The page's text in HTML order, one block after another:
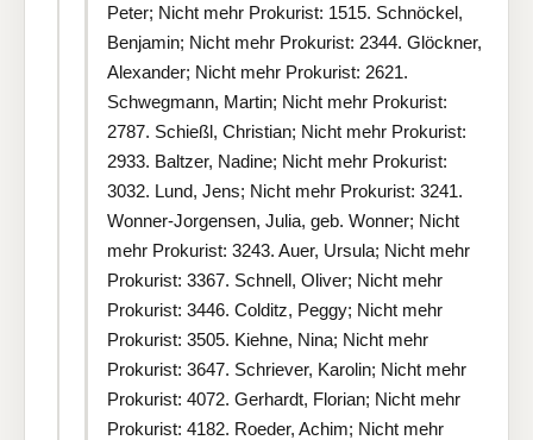
Peter; Nicht mehr Prokurist: 1515. Schnöckel,
Benjamin; Nicht mehr Prokurist: 2344. Glöckner,
Alexander; Nicht mehr Prokurist: 2621.
Schwegmann, Martin; Nicht mehr Prokurist:
2787. Schießl, Christian; Nicht mehr Prokurist:
2933. Baltzer, Nadine; Nicht mehr Prokurist:
3032. Lund, Jens; Nicht mehr Prokurist: 3241.
Wonner-Jorgensen, Julia, geb. Wonner; Nicht
mehr Prokurist: 3243. Auer, Ursula; Nicht mehr
Prokurist: 3367. Schnell, Oliver; Nicht mehr
Prokurist: 3446. Colditz, Peggy; Nicht mehr
Prokurist: 3505. Kiehne, Nina; Nicht mehr
Prokurist: 3647. Schriever, Karolin; Nicht mehr
Prokurist: 4072. Gerhardt, Florian; Nicht mehr
Prokurist: 4182. Roeder, Achim; Nicht mehr